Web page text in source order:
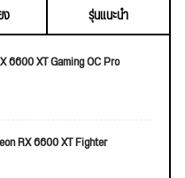
ง
รุ่นแนะนำ
6600 XT Gaming OC Pro
RX 6600 XT Fighter